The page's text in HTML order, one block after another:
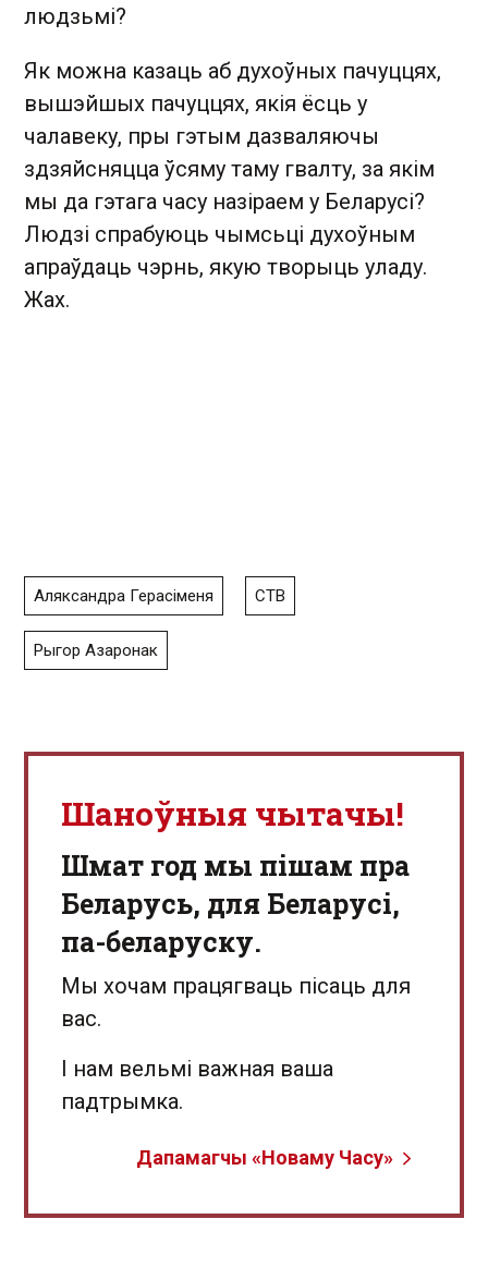
людзьмі?
Як можна казаць аб духоўных пачуццях,
вышэйшых пачуццях, якія ёсць у
чалавеку, пры гэтым дазваляючы
здзяйсняцца ўсяму таму гвалту, за якім
мы да гэтага часу назіраем у Беларусі?
Людзі спрабуюць чымсьці духоўным
апраўдаць чэрнь, якую творыць уладу.
Жах.
Аляксандра Герасіменя СТВ
Рыгор Азаронак
Шаноўныя чытачы!
Шмат год мы пішам пра
Беларусь, для Беларусі,
па-беларуску.
Мы хочам працягваць пісаць для
вас.
І нам вельмі важная ваша
падтрымка.
Дапамагчы «Новаму Часу»